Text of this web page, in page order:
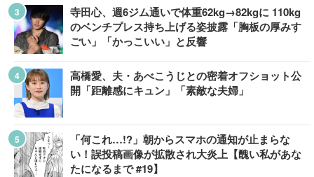
寺田心、週6ジム通いで体重62kg→82kgに 110kg
のベンチプレス持ち上げる姿披露「胸板の厚みす
ごい」「かっこいい」と反響
高橋愛、夫・あべこうじとの密着オフショット公
開「距離感にキュン」「素敵な夫婦」
「何これ…!?」朝からスマホの通知が止まらな
い！誤投稿画像が拡散され大炎上【醜い私があな
たになるまで #19】